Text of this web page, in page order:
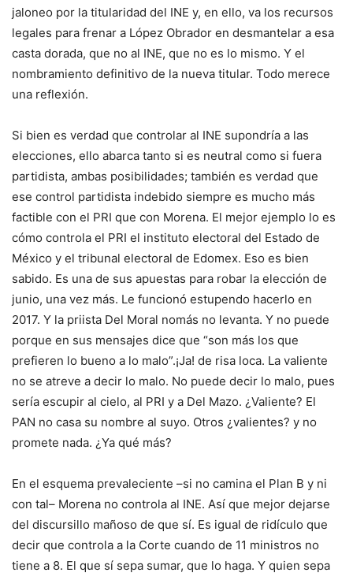
jaloneo por la titularidad del INE y, en ello, va los recursos
legales para frenar a López Obrador en desmantelar a esa
casta dorada, que no al INE, que no es lo mismo. Y el
nombramiento definitivo de la nueva titular. Todo merece
una reflexión.
Si bien es verdad que controlar al INE supondría a las
elecciones, ello abarca tanto si es neutral como si fuera
partidista, ambas posibilidades; también es verdad que
ese control partidista indebido siempre es mucho más
factible con el PRI que con Morena. El mejor ejemplo lo es
cómo controla el PRI el instituto electoral del Estado de
México y el tribunal electoral de Edomex. Eso es bien
sabido. Es una de sus apuestas para robar la elección de
junio, una vez más. Le funcionó estupendo hacerlo en
2017. Y la priista Del Moral nomás no levanta. Y no puede
porque en sus mensajes dice que “son más los que
prefieren lo bueno a lo malo”.¡Ja! de risa loca. La valiente
no se atreve a decir lo malo. No puede decir lo malo, pues
sería escupir al cielo, al PRI y a Del Mazo. ¿Valiente? El
PAN no casa su nombre al suyo. Otros ¿valientes? y no
promete nada. ¿Ya qué más?
En el esquema prevaleciente –si no camina el Plan B y ni
con tal– Morena no controla al INE. Así que mejor dejarse
del discursillo mañoso de que sí. Es igual de ridículo que
decir que controla a la Corte cuando de 11 ministros no
tiene a 8. El que sí sepa sumar, que lo haga. Y quien sepa